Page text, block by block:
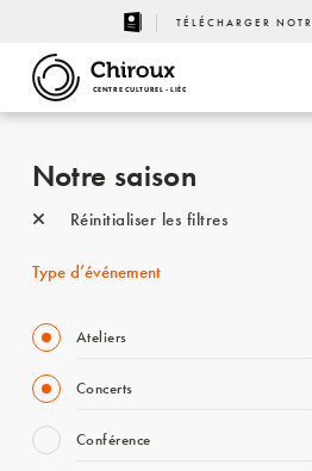
TÉLÉCHARGER
CENTRE CULTUREL - LIÈGE
Notre saison
Réinitialiser les filtres
Type d’événement
Ateliers
Concerts
Conférence